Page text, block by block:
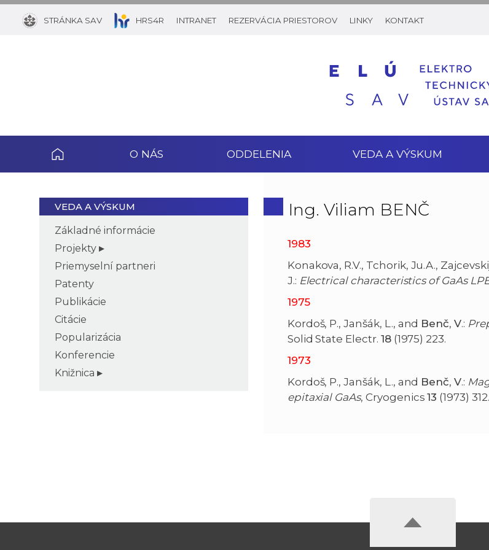
STRÁNKA SAV HRS4R INTRANET REZERVÁCIA PRIESTOROV LINKY KONTAKT
O NÁS ODDELENIA VEDA A VÝSKUM
VEDA A VÝSKUM
Základné informácie
Projekty
Priemyselní partneri
Patenty
Publikácie
Citácie
Popularizácia
Konferencie
Knižnica
Ing. Viliam BENČ
1983
Konakova, R.V., Tchorik, Ju.A.,
J.: Electrical characteristics of GaAs
1975
Kordoš, P., Janšák, L., and Benč,V.:
Solid State Electr. 18(1975) 223.
1973
Kordoš, P., Janšák, L., and Benč,V.:
epitaxial GaAs, Cryogenics13 (1973) 312.